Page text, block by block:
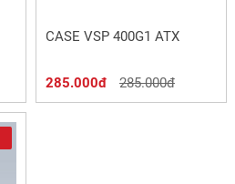
CASE VSP 400G1 ATX
285.000đ 285.000đ